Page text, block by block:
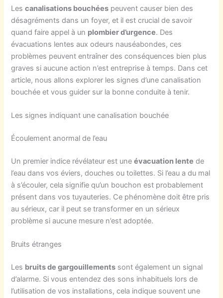
Lescanalisations bouchées peuvent causer bien des
désagréments dans un foyer, et il est crucial de savoir
quand faire appel à un plombier d’urgence. Des
évacuations lentes aux odeurs nauséabondes, ces
problèmes peuvent entraîner des conséquences bien plus
graves si aucune action n’est entreprise à temps. Dans cet
article, nous allons explorer les signes d’une canalisation
bouchée et vous guider sur la bonne conduite à tenir.
Les signes indiquant une canalisation bouchée
Écoulement anormal de l’eau
Un premier indice révélateur est uneévacuation lente de
l’eau dans vos éviers, douches ou toilettes. Si l’eau a du mal
à s’écouler, cela signifie qu’un bouchon est probablement
présent dans vos tuyauteries. Ce phénomène doit être pris
au sérieux, car il peut se transformer en un sérieux
problème si aucune mesure n’est adoptée.
Bruits étranges
Les bruits de gargouillements sont également un signal
d’alarme. Si vous entendez des sons inhabituels lors de
l’utilisation de vos installations, cela indique souvent une